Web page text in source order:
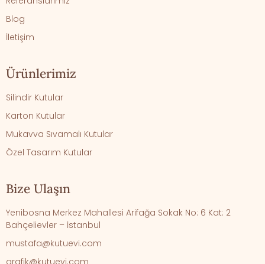
Blog
İletişim
Ürünlerimiz
Silindir Kutular
Karton Kutular
Mukavva Sıvamalı Kutular
Özel Tasarım Kutular
Bize Ulaşın
Yenibosna Merkez Mahallesi Arifağa Sokak No: 6 Kat: 2
Bahçelievler – İstanbul
mustafa@kutuevi.com
grafik@kutuevi.com